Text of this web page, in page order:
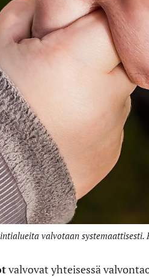
valvotaan systemaattisesti.
valvovat yhteisessä